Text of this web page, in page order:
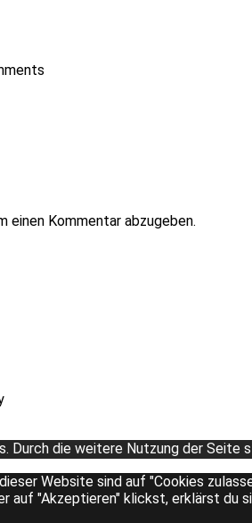
einen Kommentar abzugeben.
Durch die weitere Nutzung der Seite
Website sind auf "Cookies
auf "Akzeptieren" klickst, erklärst du